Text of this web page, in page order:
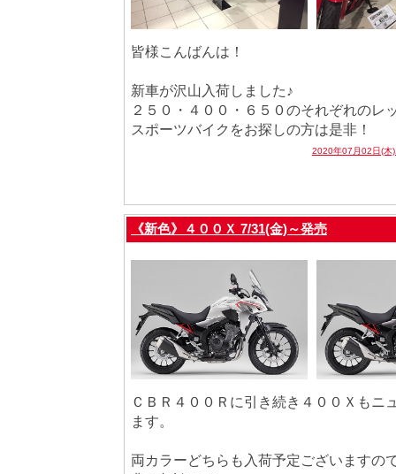
皆様こんばんは！
新車が沢山入荷しました♪
２５０・４００・６５０のそれぞれのレ
スポーツバイクをお探しの方は是非！
2020年07月02日(木
《新色》４００Ｘ 7/31(金)～発売
ＣＢＲ４００Ｒに引き続き４００Ｘもニ
ます。
両カラーどちらも入荷予定ございますの